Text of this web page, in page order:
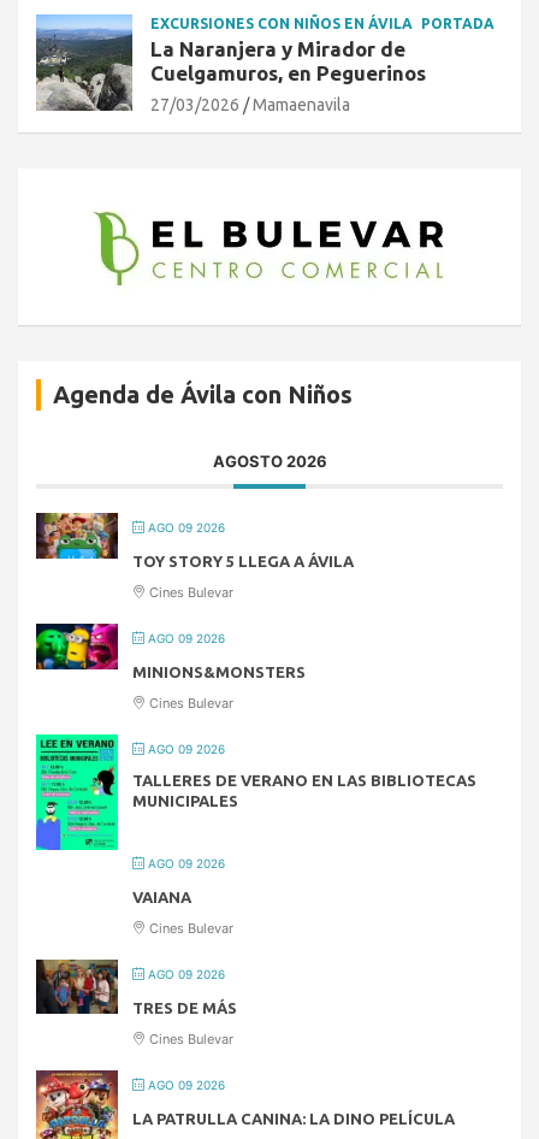
EXCURSIONES CON NIÑOS EN ÁVILA PORTADA
La Naranjera y Mirador de
Cuelgamuros, en Peguerinos
27/03/2026 Mamaenavila
Agenda de Ávila con Niños
AGOSTO 2026
AGO 09 2026
TOY STORY 5 LLEGA A ÁVILA
Cines Bulevar
AGO 09 2026
MINIONS&MONSTERS
Cines Bulevar
AGO 09 2026
TALLERES DE VERANO EN LAS BIBLIOTECAS
MUNICIPALES
AGO 09 2026
VAIANA
Cines Bulevar
AGO 09 2026
TRES DE MÁS
Cines Bulevar
AGO 09 2026
LA PATRULLA CANINA: LA DINO PELÍCULA